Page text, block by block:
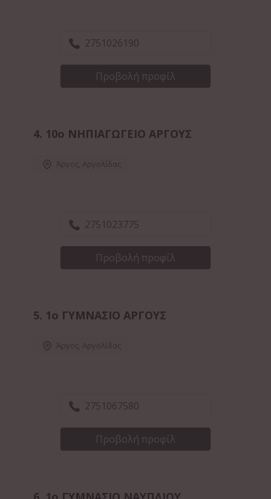
2751026190
Προβολή προφίλ
4. 10ο ΝΗΠΙΑΓΩΓΕΙΟ ΑΡΓΟΥΣ
Άργος, Αργολίδας
2751023775
Προβολή προφίλ
5. 1ο ΓΥΜΝΑΣΙΟ ΑΡΓΟΥΣ
Άργος, Αργολίδας
2751067580
Προβολή προφίλ